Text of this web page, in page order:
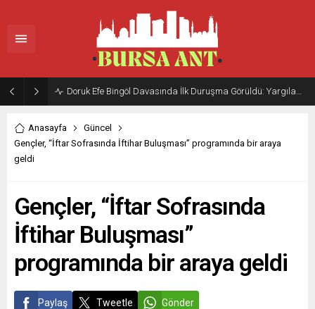
Doruk Efe Bingöl Davasında İlk Duruşma Görüldü: Yargılama 20 Ekim 2026’ya Ertelendi
Anasayfa
Güncel
Gençler, “İftar Sofrasında İftihar Buluşması” programında bir araya
geldi
Gençler, “İftar Sofrasında
İftihar Buluşması”
programında bir araya geldi
Paylaş Tweetle Gönder